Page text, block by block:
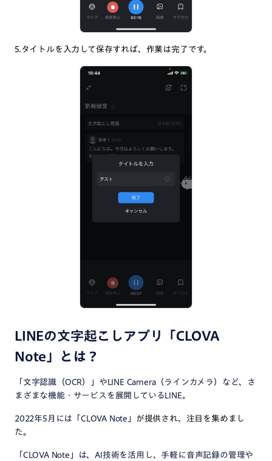
5.タイトルを入力して保存すれば、作業は完了です。
LINEの文字起こしアプリ「CLOVA
Note」とは？
「文字認識（OCR）」やLINE Camera（ラインカメラ）など、さ
まざまな機能・サービスを展開しているLINE。
2022年5月には「CLOVA Note」 が提供され、注目を集めまし
た。
「CLOVA Note」は、AI技術を活用し、手軽に音声記録の管理や